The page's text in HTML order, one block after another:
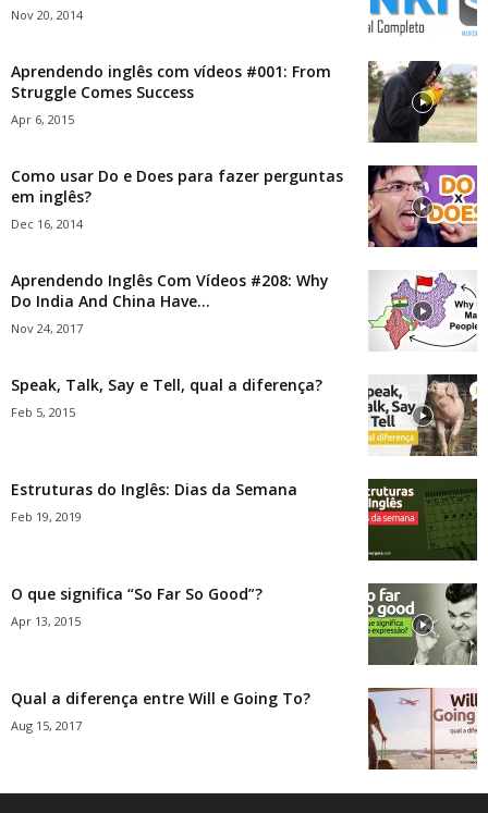
Nov 20, 2014
Aprendendo inglês com vídeos #001: From
Struggle Comes Success
Apr 6, 2015
Como usar Do e Does para fazer perguntas
em inglês?
Dec 16, 2014
Aprendendo Inglês Com Vídeos #208: Why
Do India And China Have...
Nov 24, 2017
Speak, Talk, Say e Tell, qual a diferença?
Feb 5, 2015
Estruturas do Inglês: Dias da Semana
Feb 19, 2019
O que significa “So Far So Good”?
Apr 13, 2015
Qual a diferença entre Will e Going To?
Aug 15, 2017